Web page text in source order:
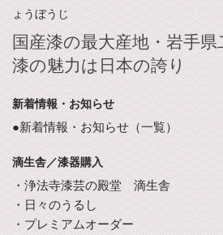
ょうぼうじ
国産漆の最大産地・岩手県
漆の魅力は日本の誇り
新着情報・お知らせ
●新着情報・お知らせ（一覧）
滴生舎／漆器購入
・浄法寺漆芸の殿堂 滴生舎
・日々のうるし
・プレミアムオーダー